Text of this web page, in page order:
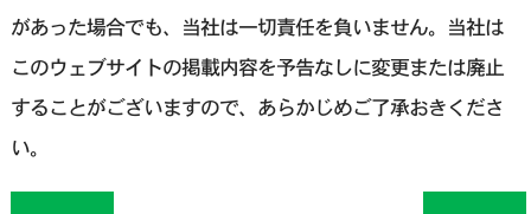
があった場合でも、当社は一切責任を負いません。当社は
このウェブサイトの掲載内容を予告なしに変更または廃止
することがございますので、あらかじめご了承おきくださ
い。